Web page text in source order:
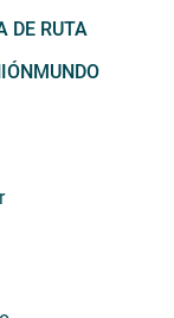
DE RUTA
MUNDO